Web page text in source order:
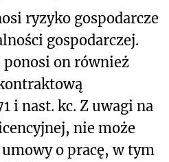
ryzyko gospodarcze
gospodarczej.
ponosi on również
i nast. kc. Z uwagi na
nie może
o pracę, w tym